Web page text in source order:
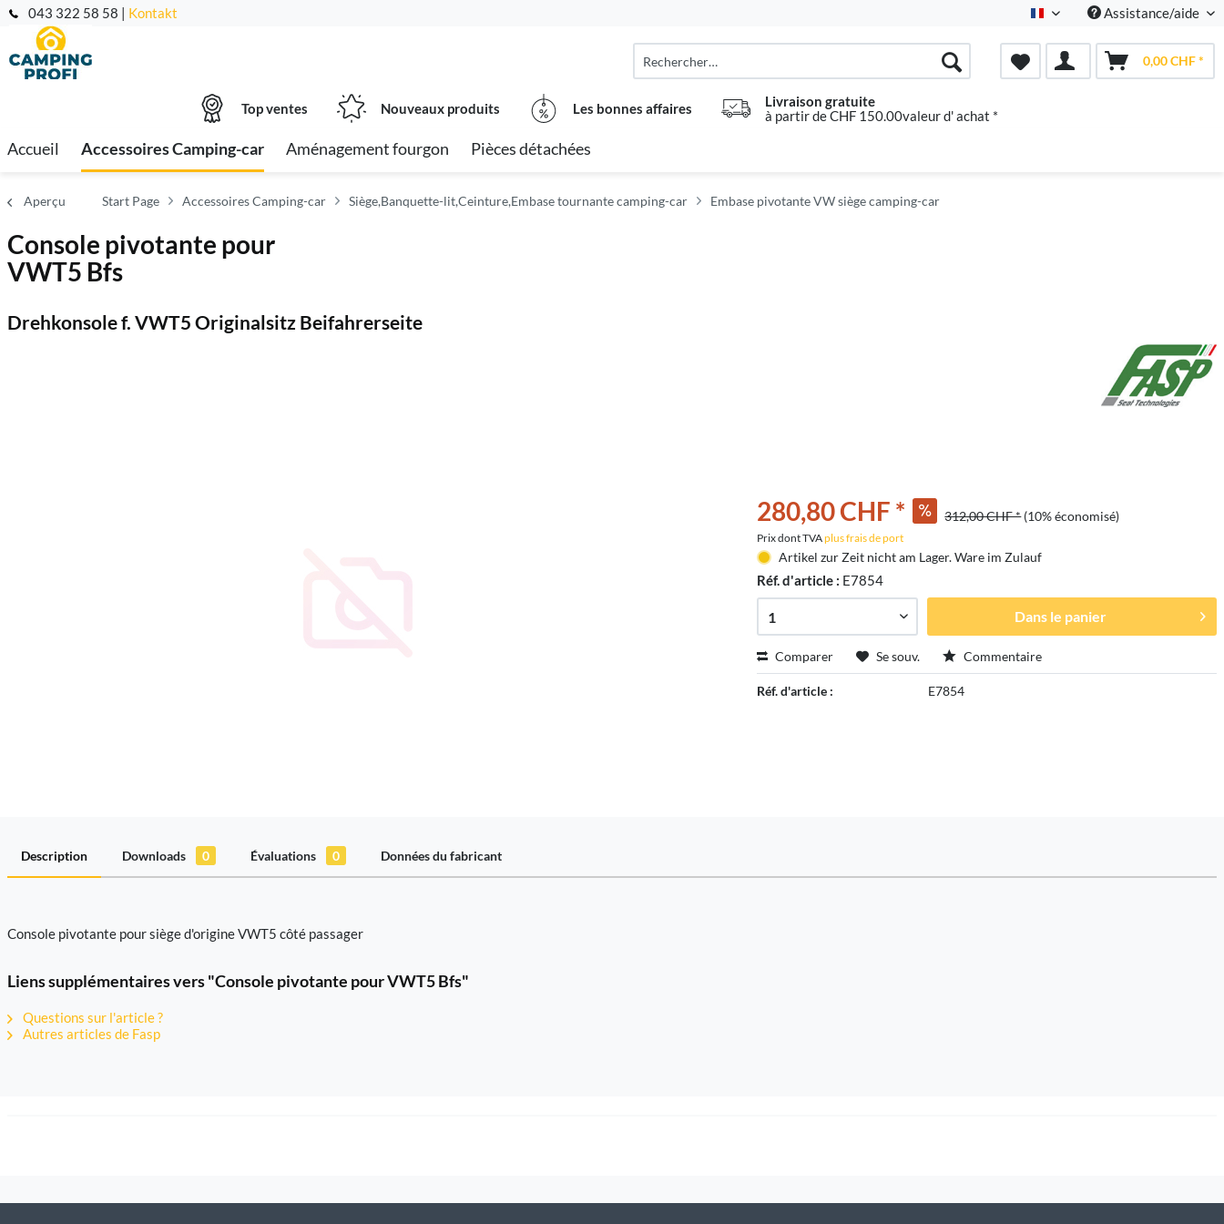
043 322 58 58 | Kontakt FranzösischAssistance/aide
0,00 CHF *
Top ventes Nouveaux produits Les bonnes affaires
Livraison gratuite
à partir de CHF 150.00valeur d' achat *
Accueil Accessoires Camping-car Aménagement fourgon Pièces détachées
Aperçu Start Page Accessoires Camping-car Siège,Banquette-lit,Ceinture,Embase tournante camping-car Embase pivotante VW siège camping-car
Console pivotante pour
VWT5 Bfs
Drehkonsole f. VWT5 Originalsitz Beifahrerseite
280,80 CHF * 312,00 CHF * (10% économisé)
Prix dont TVAplus frais de port
Artikel zur Zeit nicht am Lager. Ware im Zulauf
Réf. d'article : E7854
Dans le panier
Comparer Se souv. Commentaire
Réf. d'article : E7854
Description Downloads 0 Évaluations 0 Données du fabricant
Console pivotante pour siège d'origine VWT5 côté passager
Liens supplémentaires vers "Console pivotante pour VWT5 Bfs"
Questions sur l'article ?
Autres articles de Fasp